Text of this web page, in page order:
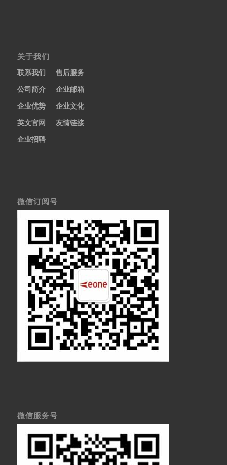
关于我们
联系我们
售后服务
公司简介
企业邮箱
企业优势
企业文化
英文官网
友情链接
企业招聘
微信订阅号
微信服务号